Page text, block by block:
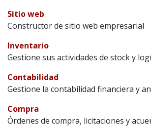
Sitio web
Constructor de sitio web empresarial
Inventario
Gestione sus actividades de stock y
Contabilidad
Gestione la contabilidad financiera y
Compra
Órdenes de compra, licitaciones y